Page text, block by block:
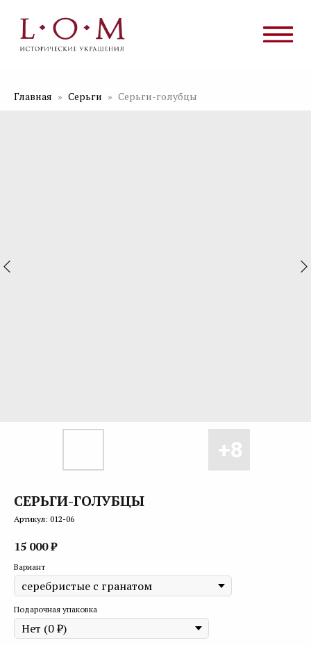
Главная Серьги Серьги-голубцы
СЕРЬГИ-ГОЛУБЦЫ
Артикул: 012-06
15 000₽
Вариант
Подарочная упаковка